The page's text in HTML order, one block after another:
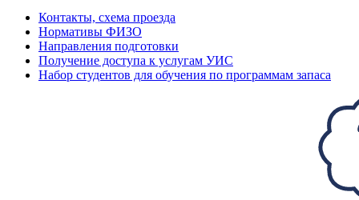
Контакты, схема проезда
Нормативы ФИЗО
Направления подготовки
Получение доступа к услугам УИС
Набор студентов для обучения по программам запаса